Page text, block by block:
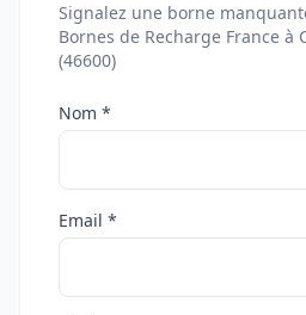
Signalez une borne
Bornes de Recharge France à
(46600)
Nom *
Email *